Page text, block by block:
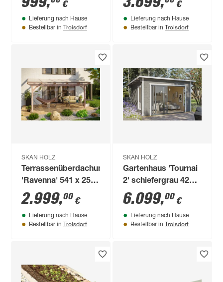
230 x 330 cm
€
Lieferung nach Hause
Bestellbar in Troisdorf
€
Lieferung nach Hause
Bestellbar in Troisdorf
SKAN HOLZ
Terrassenüberdachung
'Ravenna' 541 x 250
cm Douglasie
Doppelstegplatten
natur
2.999,00 €
Lieferung nach Hause
Bestellbar in Troisdorf
SKAN HOLZ
Gartenhaus 'Tournai
2' schiefergrau 420 x
300 cm
6.099,00 €
Lieferung nach Hause
Bestellbar in Troisdorf